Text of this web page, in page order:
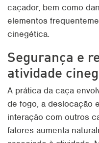
caçador, bem como
elementos
cinegética.
Segurança e
atividade
A prática da caça
de fogo, a deslocação
interação com outros
fatores aumenta